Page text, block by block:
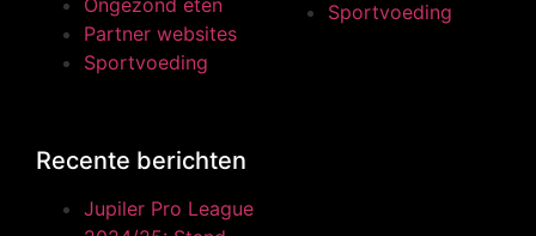
Ongezond eten
Partner websites
Sportvoeding
Sportvoeding
Recente berichten
Jupiler Pro League